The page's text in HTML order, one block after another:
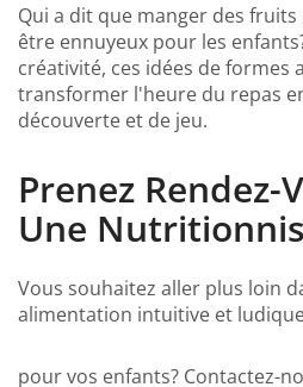
Qui a dit que manger des
être ennuyeux pour les
créativité, ces idées de formes
transformer l'heure du repas
découverte et de jeu.
Prenez Rendez-
Une
Vous souhaitez aller plus loin
alimentation intuitive et
pour vos enfants? Contactez-